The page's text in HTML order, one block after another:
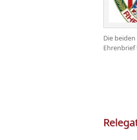
Die